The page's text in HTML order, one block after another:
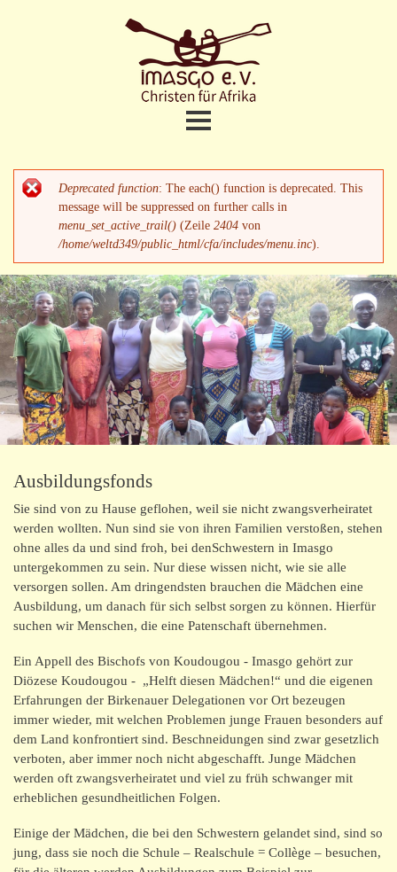
zum
Projekte
Brunnenbau
Bildungszentrum CPI
Lycée
Bibliothek in Imasgo
Schulkantine
Ausbildungsfonds
Verkauf von Produkten aus Burkina
Begegnungen
Termine und Aktuelles
Wer sind wir
Burkina Faso
Kontakt/Impressum
Fehlermeldung
Deprecated function: The each() function is deprecated. This
message will be suppressed on further calls in
menu_set_active_trail() (Zeile 2404 von
/home/weltd349/public_html/cfa/includes/menu.inc).
Ausbildungsfonds
Sie sind von zu Hause geflohen, weil sie nicht zwangsverheiratet
werden wollten. Nun sind sie von ihren Familien verstoßen, stehen
ohne alles da und sind froh, bei denSchwestern in Imasgo
untergekommen zu sein. Nur diese wissen nicht, wie sie alle
versorgen sollen. Am dringendsten brauchen die Mädchen eine
Ausbildung, um danach für sich selbst sorgen zu können. Hierfür
suchen wir Menschen, die eine Patenschaft übernehmen.
Ein Appell des Bischofs von Koudougou - Imasgo gehört zur
Diözese Koudougou - „Helft diesen Mädchen!“ und die eigenen
Erfahrungen der Birkenauer Delegationen vor Ort bezeugen
immer wieder, mit welchen Problemen junge Frauen besonders auf
dem Land konfrontiert sind. Beschneidungen sind zwar gesetzlich
verboten, aber immer noch nicht abgeschafft. Junge Mädchen
werden oft zwangsverheiratet und viel zu früh schwanger mit
erheblichen gesundheitlichen Folgen.
Einige der Mädchen, die bei den Schwestern gelandet sind, sind so
jung, dass sie noch die Schule – Realschule = Collège – besuchen,